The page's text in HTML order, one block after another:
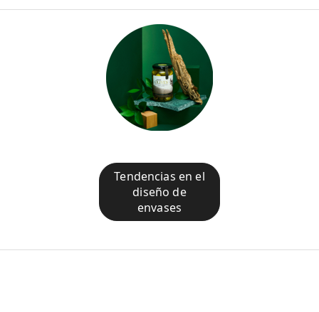
Tendencias en el
diseño de
envases